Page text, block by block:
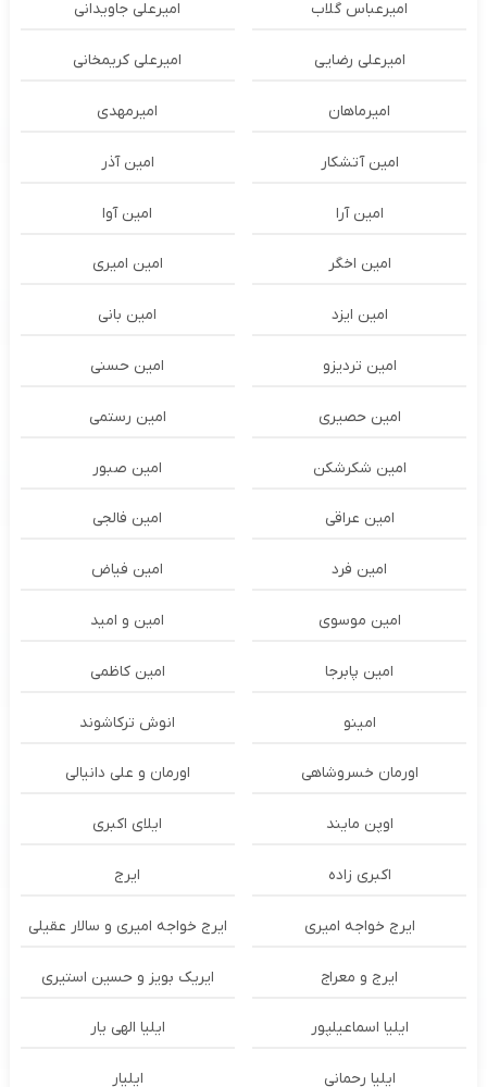
امیرعباس گلاب امیرعلی جاویدانی
امیرعلی رضایی امیرعلی کریمخانی
امیرماهان امیرمهدی
امین آتشکار امین آذر
امین آرا امین آوا
امین اخگر امین امیری
امین ایزد امین بانی
امین تردیزو امین حسنی
امین حصیری امین رستمی
امین شکرشکن امین صبور
امین عراقی امین فالجی
امین فرد امین فیاض
امین موسوی امین و امید
امین پابرجا امین کاظمی
امینو انوش ترکاشوند
اورمان خسروشاهی اورمان و علی دانیالی
اوپن مایند ايلاى اكبرى
اکبری زاده ایرج
ایرج خواجه امیری ایرج خواجه امیری و سالار عقیلی
ایرج و معراج ایریک بویز و حسین استیری
ایلیا اسماعیلپور ایلیا الهی یار
ایلیا رحمانی ایلیار